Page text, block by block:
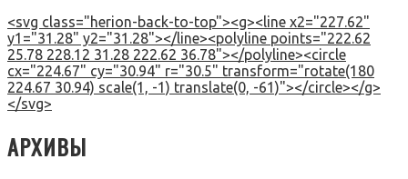
<svg class="herion-back-to-top"><g><line x2="227.62"
y1="31.28" y2="31.28"></line><polyline points="222.62
25.78 228.12 31.28 222.62 36.78"></polyline><circle
cx="224.67" cy="30.94" r="30.5" transform="rotate(180
224.67 30.94) scale(1, -1) translate(0, -61)"></circle></g>
</svg>
АРХИВЫ